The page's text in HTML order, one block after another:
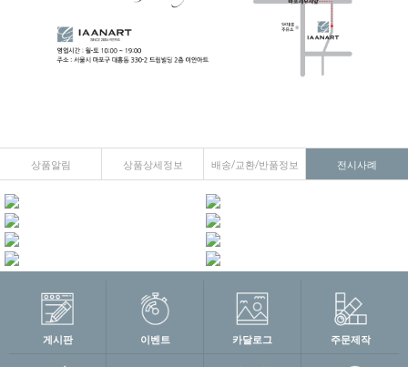
상품알림 상품상세정보 배송/교환/반품정보 전시사례
게시판 이벤트 카달로그 주문제작